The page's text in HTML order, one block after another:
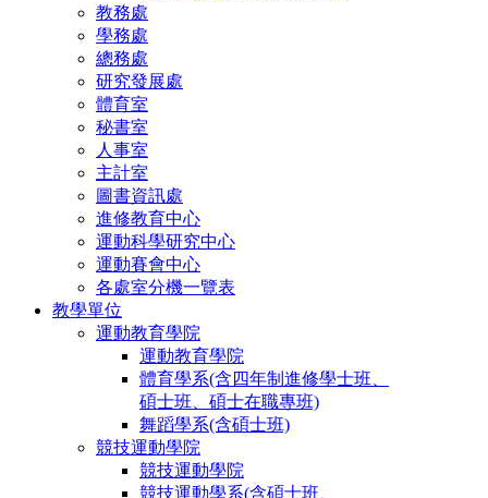
教務處
學務處
總務處
研究發展處
體育室
秘書室
人事室
主計室
圖書資訊處
進修教育中心
運動科學研究中心
運動賽會中心
各處室分機一覽表
教學單位
運動教育學院
運動教育學院
體育學系(含四年制進修學士班、
碩士班、碩士在職專班)
舞蹈學系(含碩士班)
競技運動學院
競技運動學院
競技運動學系(含碩士班、